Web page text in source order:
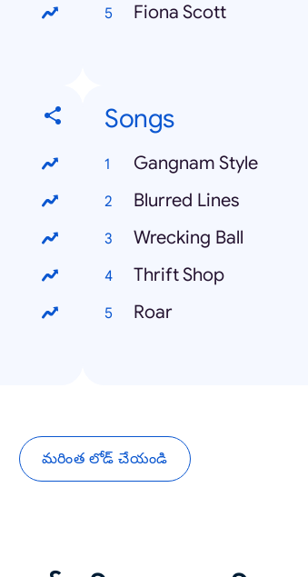
Fiona Scott
Songs
Gangnam Style
Blurred Lines
Wrecking Ball
Thrift Shop
Roar
మరింత లోడ్ చేయండి